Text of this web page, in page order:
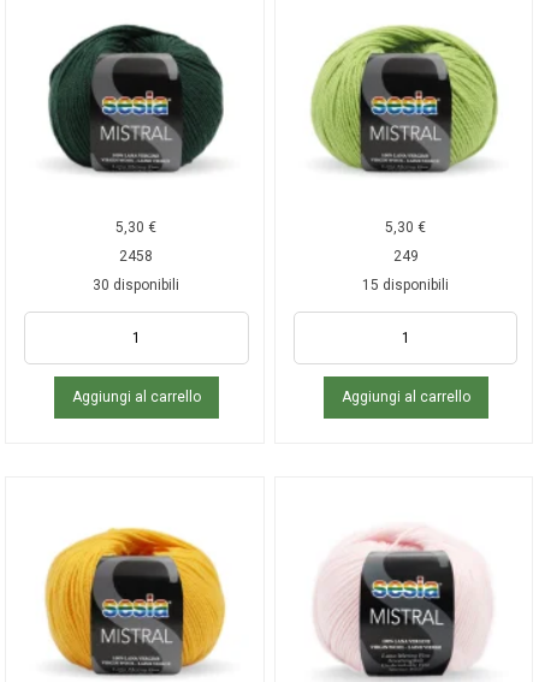
5,30€
2458
30 disponibili
Aggiungi al carrello
5,30€
249
15 disponibili
Aggiungi al carrello